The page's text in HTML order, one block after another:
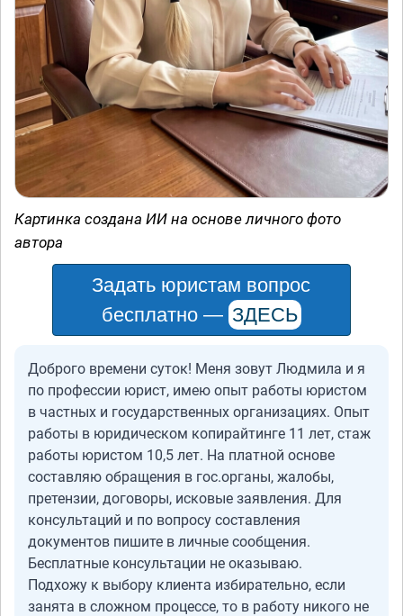
Картинка создана ИИ на основе личного фото
автора
Задать юристам вопрос
бесплатно — ЗДЕСЬ
Доброго времени суток! Меня зовут Людмила и я
по профессии юрист, имею опыт работы юристом
в частных и государственных организациях. Опыт
работы в юридическом копирайтинге 11 лет, стаж
работы юристом 10,5 лет. На платной основе
составляю обращения в гос.органы, жалобы,
претензии, договоры, исковые заявления. Для
консультаций и по вопросу составления
документов пишите в личные сообщения.
Бесплатные консультации не оказываю.
Подхожу к выбору клиента избирательно, если
занята в сложном процессе, то в работу никого не